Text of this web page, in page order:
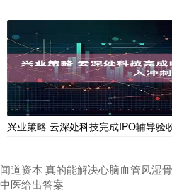
兴业策略 云深处科技完成IPO辅导验
闻道资本 真的能解决心脑血管风湿
中医给出答案